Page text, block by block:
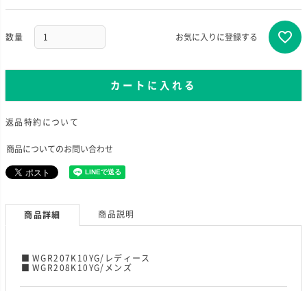
お気に入りに登録する
カートに入れる
返品特約について
商品についてのお問い合わせ
商品詳細 商品説明
WGR207K10YG/レディース
WGR208K10YG/メンズ